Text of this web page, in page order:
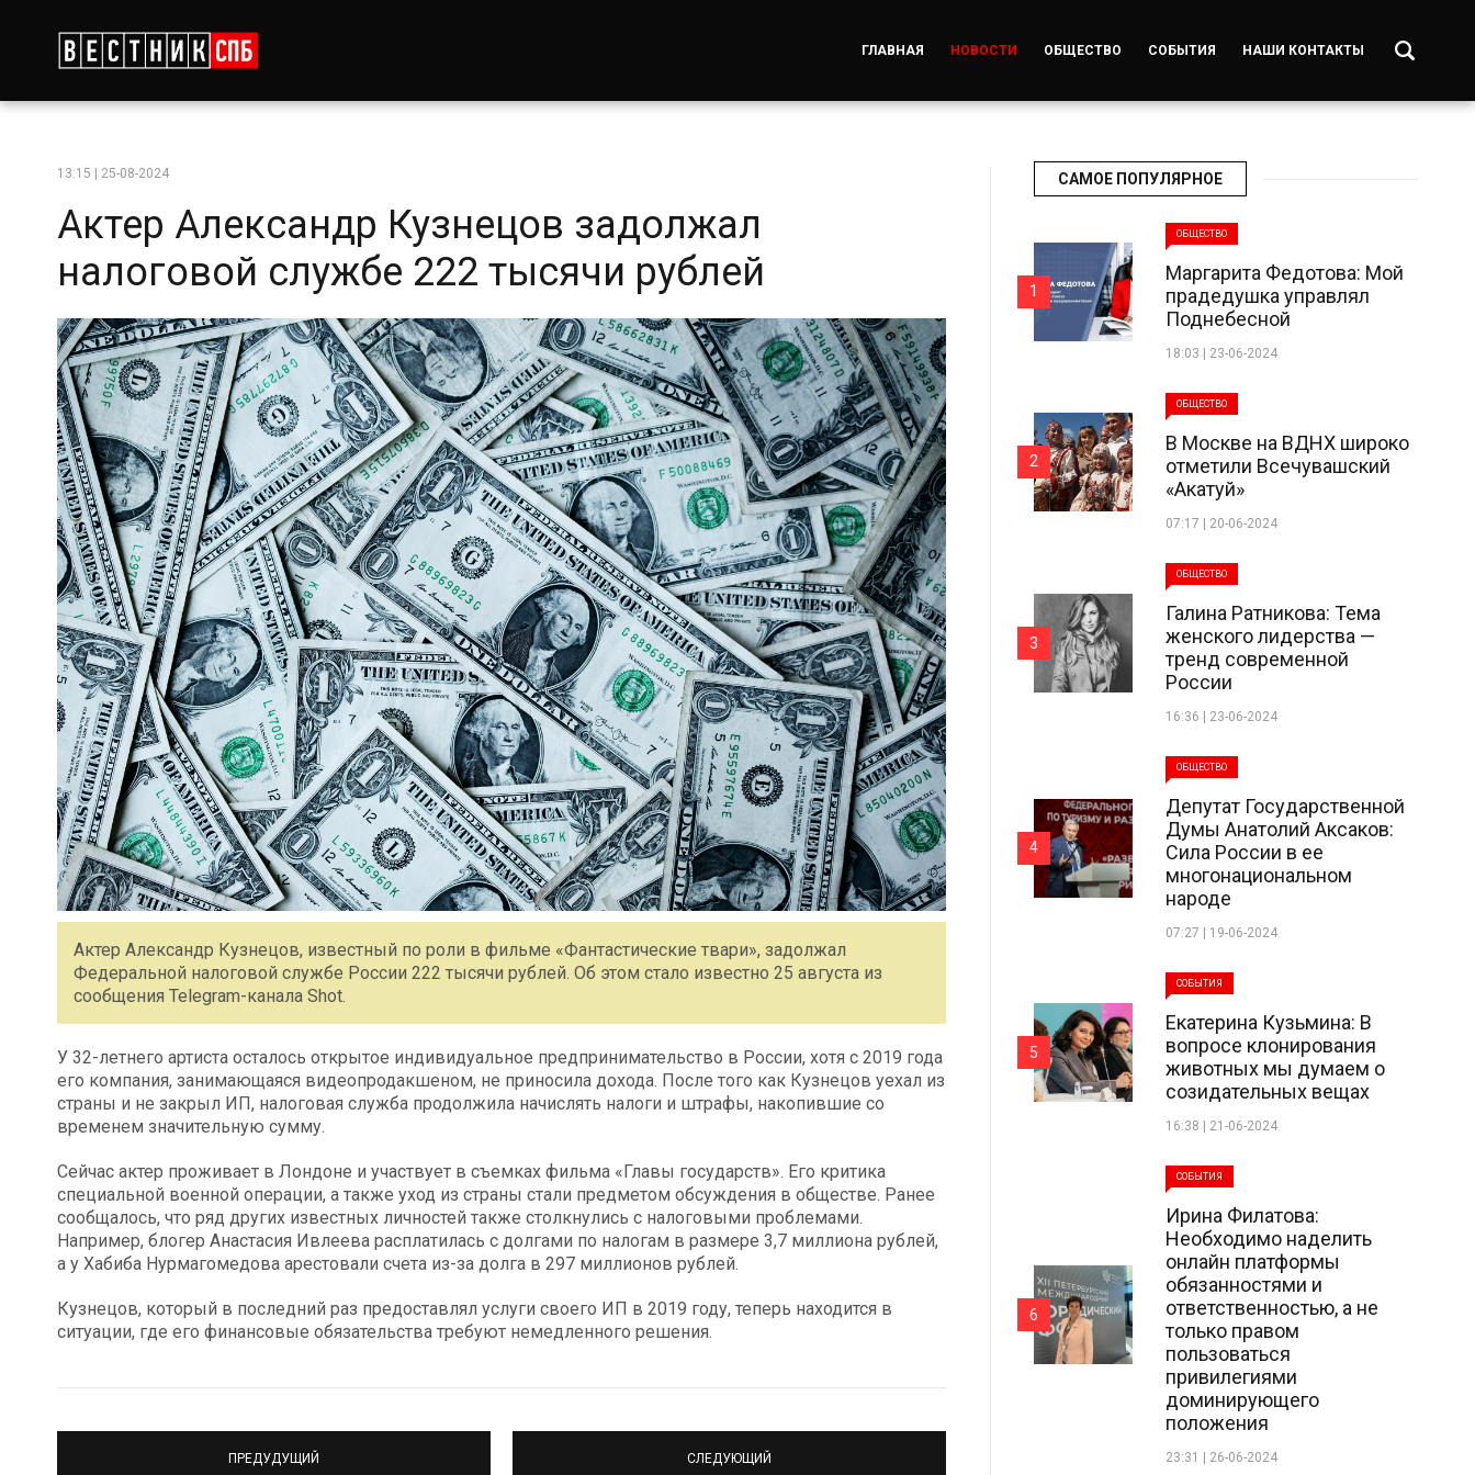
ГЛАВНАЯ НОВОСТИ ОБЩЕСТВО СОБЫТИЯ НАШИ КОНТАКТЫ
13:15 | 25-08-2024
Актер Александр Кузнецов задолжал
налоговой службе 222 тысячи рублей
Актер Александр Кузнецов, известный по роли в фильме «Фантастические твари», задолжал
Федеральной налоговой службе России 222 тысячи рублей. Об этом стало известно 25 августа из
сообщения Telegram-канала Shot.
У 32-летнего артиста осталось открытое индивидуальное предпринимательство в России, хотя с 2019 года
его компания, занимающаяся видеопродакшеном, не приносила дохода. После того как Кузнецов уехал из
страны и не закрыл ИП, налоговая служба продолжила начислять налоги и штрафы, накопившие со
временем значительную сумму.
Сейчас актер проживает в Лондоне и участвует в съемках фильма «Главы государств». Его критика
специальной военной операции, а также уход из страны стали предметом обсуждения в обществе. Ранее
сообщалось, что ряд других известных личностей также столкнулись с налоговыми проблемами.
Например, блогер Анастасия Ивлеева расплатилась с долгами по налогам в размере 3,7 миллиона рублей,
а у Хабиба Нурмагомедова арестовали счета из-за долга в 297 миллионов рублей.
Кузнецов, который в последний раз предоставлял услуги своего ИП в 2019 году, теперь находится в
ситуации, где его финансовые обязательства требуют немедленного решения.
ПРЕДУДУЩИЙ СЛЕДУЮЩИЙ
САМОЕ ПОПУЛЯРНОЕ
ОБЩЕСТВО
Маргарита Федотова: Мой
прадедушка управлял
Поднебесной
18:03 | 23-06-2024
1
ОБЩЕСТВО
В Москве на ВДНХ широко
отметили Всечувашский
«Акатуй»
07:17 | 20-06-2024
2
ОБЩЕСТВО
Галина Ратникова: Тема
женского лидерства —
тренд современной
России
16:36 | 23-06-2024
3
ОБЩЕСТВО
Депутат Государственной
Думы Анатолий Аксаков:
Сила России в ее
многонациональном
народе
07:27 | 19-06-2024
4
СОБЫТИЯ
Екатерина Кузьмина: В
вопросе клонирования
животных мы думаем о
созидательных вещах
16:38 | 21-06-2024
5
СОБЫТИЯ
Ирина Филатова:
Необходимо наделить
онлайн платформы
обязанностями и
ответственностью, а не
только правом
пользоваться
привилегиями
доминирующего
положения
23:31 | 26-06-2024
6